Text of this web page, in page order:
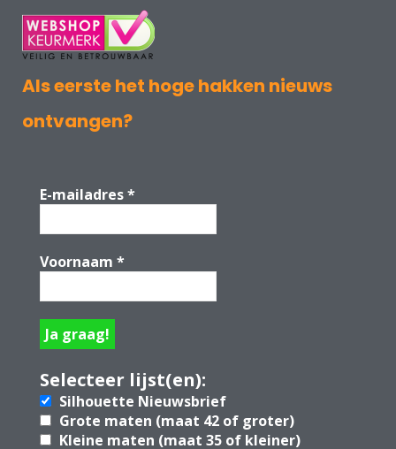
Als eerste het hoge hakken nieuws
ontvangen?
E-mailadres*
Voornaam *
Selecteer lijst(en):
Silhouette Nieuwsbrief
Grote maten (maat 42 of groter)
Kleine maten (maat 35 of kleiner)